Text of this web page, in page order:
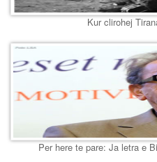
Kur clirohej
Per here te pare: Ja letra e